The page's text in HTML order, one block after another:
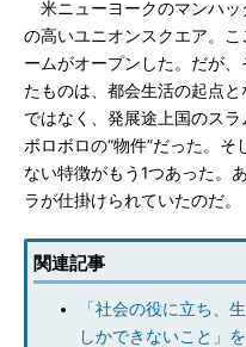
米ニューヨークのマンハッ
の高いユニオンスクエア。
ームがオープンした。だが
たものは、都会生活の起点
ではなく、発展途上国のス
ボロボロの“物件”だった。
ない特徴がもう1つあった。
ラが仕掛けられていたのだ。
関連記事
「社会の役に立ち、
しかできないこと」